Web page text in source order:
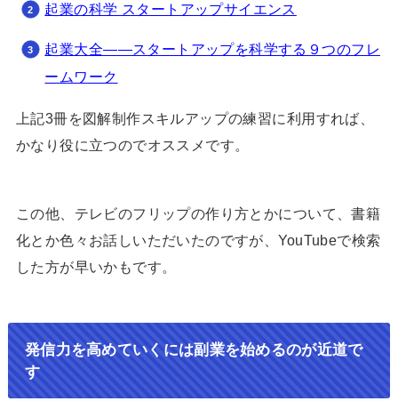
起業の科学 スタートアップサイエンス
起業大全――スタートアップを科学する９つのフレ
ームワーク
上記3冊を図解制作スキルアップの練習に利用すれば、
かなり役に立つのでオススメです。
この他、テレビのフリップの作り方とかについて、書籍
化とか色々お話しいただいたのですが、YouTubeで検索
した方が早いかもです。
発信力を高めていくには副業を始めるのが近道で
す